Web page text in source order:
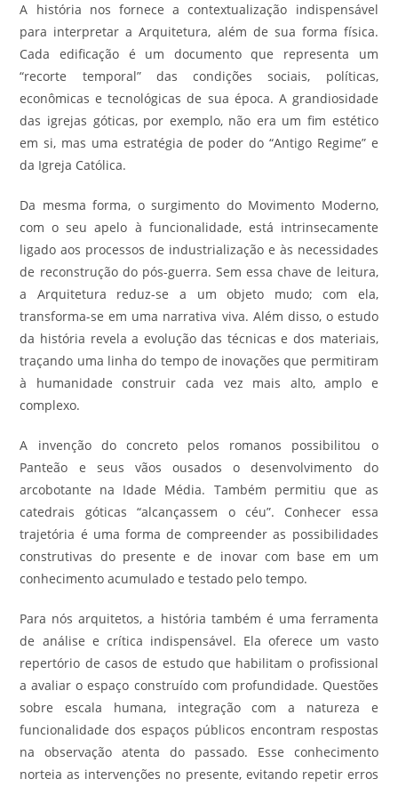
A história nos fornece a contextualização indispensável
para interpretar a Arquitetura, além de sua forma física.
Cada edificação é um documento que representa um
“recorte temporal” das condições sociais, políticas,
econômicas e tecnológicas de sua época. A grandiosidade
das igrejas góticas, por exemplo, não era um fim estético
em si, mas uma estratégia de poder do “Antigo Regime” e
da Igreja Católica.
Da mesma forma, o surgimento do Movimento Moderno,
com o seu apelo à funcionalidade, está intrinsecamente
ligado aos processos de industrialização e às necessidades
de reconstrução do pós-guerra. Sem essa chave de leitura,
a Arquitetura reduz-se a um objeto mudo; com ela,
transforma-se em uma narrativa viva. Além disso, o estudo
da história revela a evolução das técnicas e dos materiais,
traçando uma linha do tempo de inovações que permitiram
à humanidade construir cada vez mais alto, amplo e
complexo.
A invenção do concreto pelos romanos possibilitou o
Panteão e seus vãos ousados o desenvolvimento do
arcobotante na Idade Média. Também permitiu que as
catedrais góticas “alcançassem o céu”. Conhecer essa
trajetória é uma forma de compreender as possibilidades
construtivas do presente e de inovar com base em um
conhecimento acumulado e testado pelo tempo.
Para nós arquitetos, a história também é uma ferramenta
de análise e crítica indispensável. Ela oferece um vasto
repertório de casos de estudo que habilitam o profissional
a avaliar o espaço construído com profundidade. Questões
sobre escala humana, integração com a natureza e
funcionalidade dos espaços públicos encontram respostas
na observação atenta do passado. Esse conhecimento
norteia as intervenções no presente, evitando repetir erros